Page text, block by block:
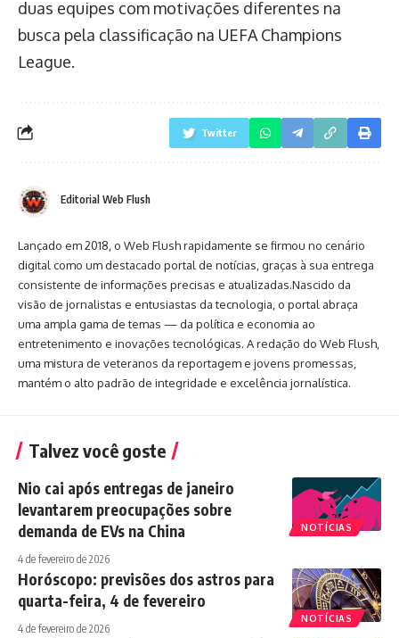
duas equipes com motivações diferentes na
busca pela classificação na UEFA Champions
League.
Twitter
Editorial Web Flush
Lançado em 2018, o Web Flush rapidamente se firmou no cenário
digital como um destacado portal de notícias, graças à sua entrega
consistente de informações precisas e atualizadas.Nascido da
visão de jornalistas e entusiastas da tecnologia, o portal abraça
uma ampla gama de temas — da política e economia ao
entretenimento e inovações tecnológicas. A redação do Web Flush,
uma mistura de veteranos da reportagem e jovens promessas,
mantém o alto padrão de integridade e excelência jornalística.
Talvez você goste
NOTÍCIAS
Nio cai após entregas de janeiro
levantarem preocupações sobre
demanda de EVs na China
4 de fevereiro de 2026
NOTÍCIAS
Horóscopo: previsões dos astros para
quarta-feira, 4 de fevereiro
4 de fevereiro de 2026